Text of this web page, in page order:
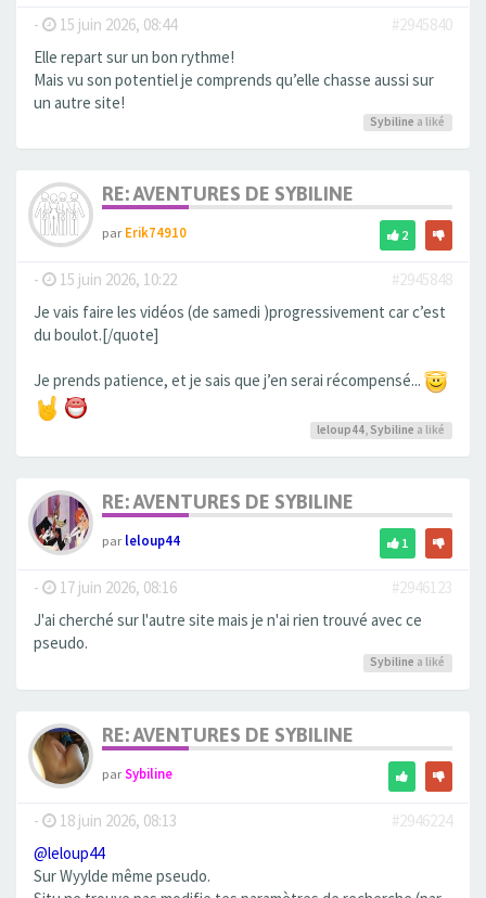
- 15 juin 2026, 08:44
#2945840
Elle repart sur un bon rythme!
Mais vu son potentiel je comprends qu’elle chasse aussi sur
un autre site!
Sybiline a liké
RE: AVENTURES DE SYBILINE
parErik74910 2
- 15 juin 2026, 10:22
#2945848
Je vais faire les vidéos (de samedi )progressivement car c’est
du boulot.[/quote]
Je prends patience, et je sais que j’en serai récompensé...
leloup44 Sybiline a liké
RE: AVENTURES DE SYBILINE
parleloup44 1
- 17 juin 2026, 08:16
#2946123
J'ai cherché sur l'autre site mais je n'ai rien trouvé avec ce
pseudo.
Sybiline a liké
RE: AVENTURES DE SYBILINE
parSybiline
- 18 juin 2026, 08:13
#2946224
@leloup44
Sur Wyylde même pseudo.